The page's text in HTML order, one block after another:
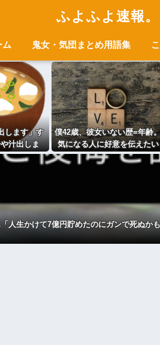
ふよふよ速報。
ム 鬼女・気団まとめ用語集
します」す
汁出しま
うちも」
僕42歳、彼女いない歴=年齢
気になる人に好意を伝えたい
「人生かけて7億円貯めたのにガンで死ぬか